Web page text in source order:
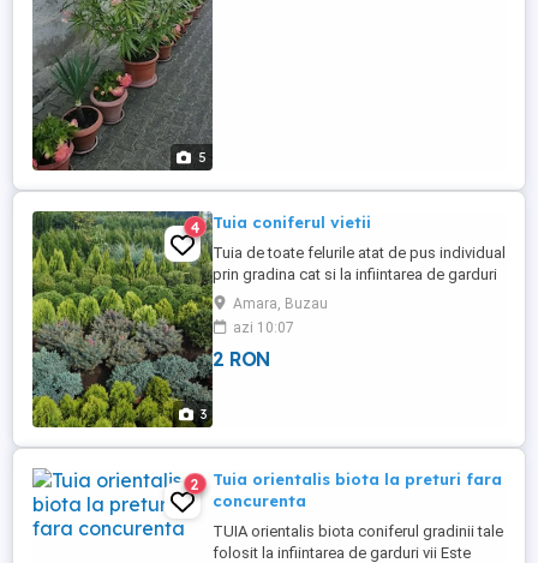
5
3
4 Tuia coniferul vietii
Tuia de toate felurile atat de pus individual
prin gradina cat si la infiintarea de garduri
vii Am toate dimensiunile livrez in toata
tara
Amara, Buzau
azi 10:07
2 RON
2
Tuia orientalis biota la preturi fara
concurenta
TUIA orientalis biota coniferul gradinii tale
folosit la infiintarea de garduri vii Este